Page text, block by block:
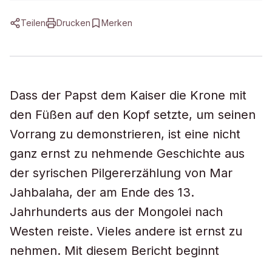
Teilen Drucken Merken
Dass der Papst dem Kaiser die Krone mit
den Füßen auf den Kopf setzte, um seinen
Vorrang zu demonstrieren, ist eine nicht
ganz ernst zu nehmende Geschichte aus
der syrischen Pilgererzählung von Mar
Jahbalaha, der am Ende des 13.
Jahrhunderts aus der Mongolei nach
Westen reiste. Vieles andere ist ernst zu
nehmen. Mit diesem Bericht beginnt